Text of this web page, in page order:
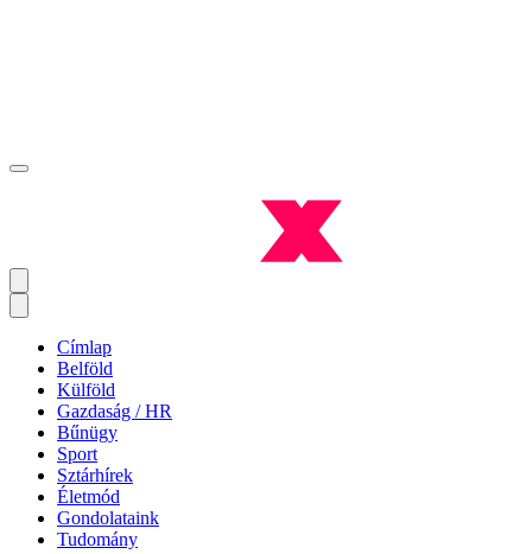
Címlap
Belföld
Külföld
Gazdaság / HR
Bűnügy
Sport
Sztárhírek
Életmód
Gondolataink
Tudomány